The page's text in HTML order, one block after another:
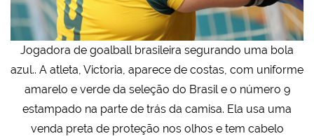
Jogadora de goalball brasileira segurando uma bola
azul.. A atleta, Victoria, aparece de costas, com uniforme
amarelo e verde da seleção do Brasil e o número 9
estampado na parte de trás da camisa. Ela usa uma
venda preta de proteção nos olhos e tem cabelo